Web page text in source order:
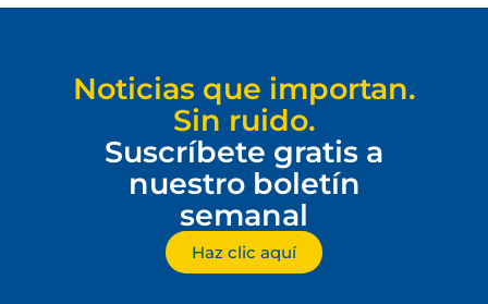
Noticias que importan.
Sin ruido.
Suscríbete gratis a
nuestro boletín
semanal
Haz clic aquí